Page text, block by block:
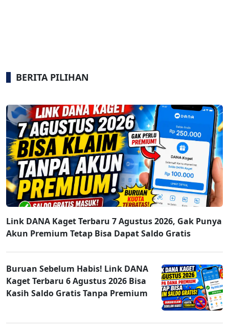
BERITA PILIHAN
Link DANA Kaget Terbaru 7 Agustus 2026, Gak Punya
Akun Premium Tetap Bisa Dapat Saldo Gratis
Buruan Sebelum Habis! Link DANA
Kaget Terbaru 6 Agustus 2026 Bisa
Kasih Saldo Gratis Tanpa Premium